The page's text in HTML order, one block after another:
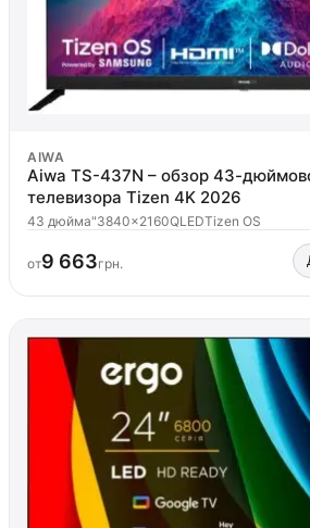
AIWA
Aiwa TS-437N – обзор 43-
телевизора Tizen 4K 2026
43 дюйма"3840x2160QLEDTizen OS
от9 663грн.